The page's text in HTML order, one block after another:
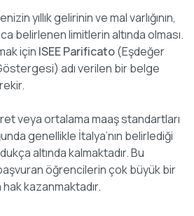
yıllık gelirinin ve mal varlığının,
belirlenen limitlerin altında olması.
için ISEE Parificato(Eşdeğer
adı verilen bir belge
veya ortalama maaş standartları
genellikle İtalya’nın belirlediği
altında kalmaktadır. Bu
öğrencilerin çok büyük bir
hak kazanmaktadır.